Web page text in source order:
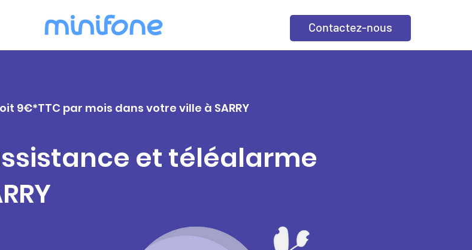
Contactez-nous
9€*TTC par mois dans votre ville à SARRY
et téléalarme